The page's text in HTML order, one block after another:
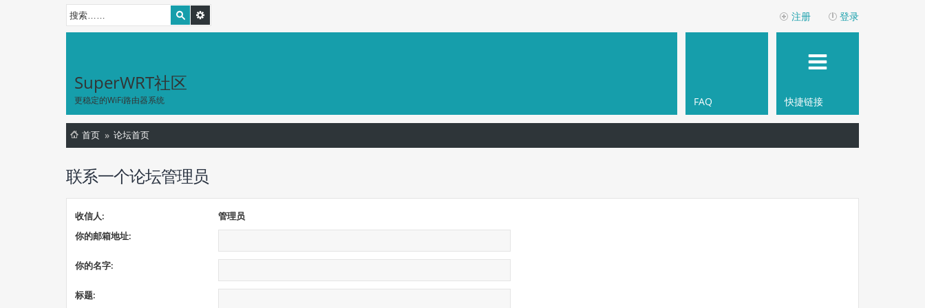
登录
注册
SuperWRT社区
更稳定的WiFi路由器系统 快捷链接
FAQ
首页 论坛首页
联系一个论坛管理员
收信人:
管理员
你的邮箱地址:
你的名字:
标题: